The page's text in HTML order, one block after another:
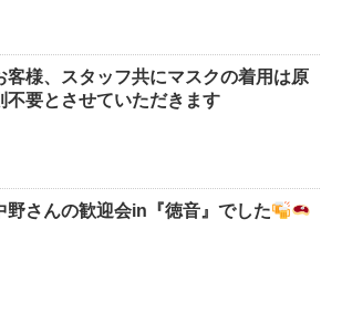
客様、スタッフ共にマスクの着用は原
不要とさせていただきます
野さんの歓迎会in『徳音』でした